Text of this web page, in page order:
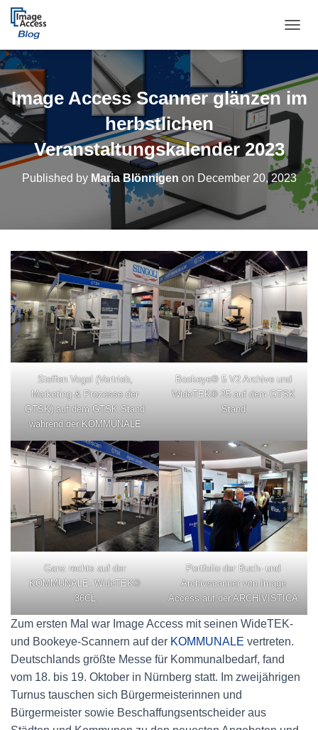
Image Access Scanner glänzen im
herbstlichen
Veranstaltungskalender 2023
Published by Maria Blönnigen on December 20, 2023
Steffen Vogel (Vertrieb,
Marketing & Prozesse der
GTSK) auf dem GTSK Stand
während der KOMMUNALE
Bookeye® 5 V2 Archive und
WideTEK® 25 auf dem GTSK
Stand
Ganz rechts auf der
KOMMUNALE: WideTEK®
36CL
Portfolio der Buch- und
Archivscanner von Image
Access auf der ARCHIVISTICA
Zum ersten Mal war Image Access mit seinen WideTEK-
und Bookeye-Scannern auf der KOMMUNALE vertreten.
Deutschlands größte Messe für Kommunalbedarf, fand
vom 18. bis 19. Oktober in Nürnberg statt. Im zweijährigen
Turnus tauschen sich Bürgermeisterinnen und
Bürgermeister sowie Beschaffungsentscheider aus